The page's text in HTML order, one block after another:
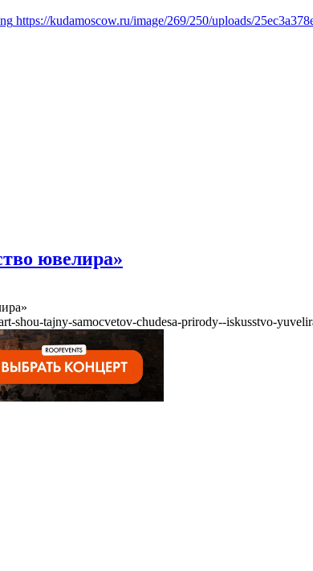
https://kudamoscow.ru/image/269/250/uploads/
ювелира»
shou-tajny-samocvetov-chudesa-prirody--iskusstvo-